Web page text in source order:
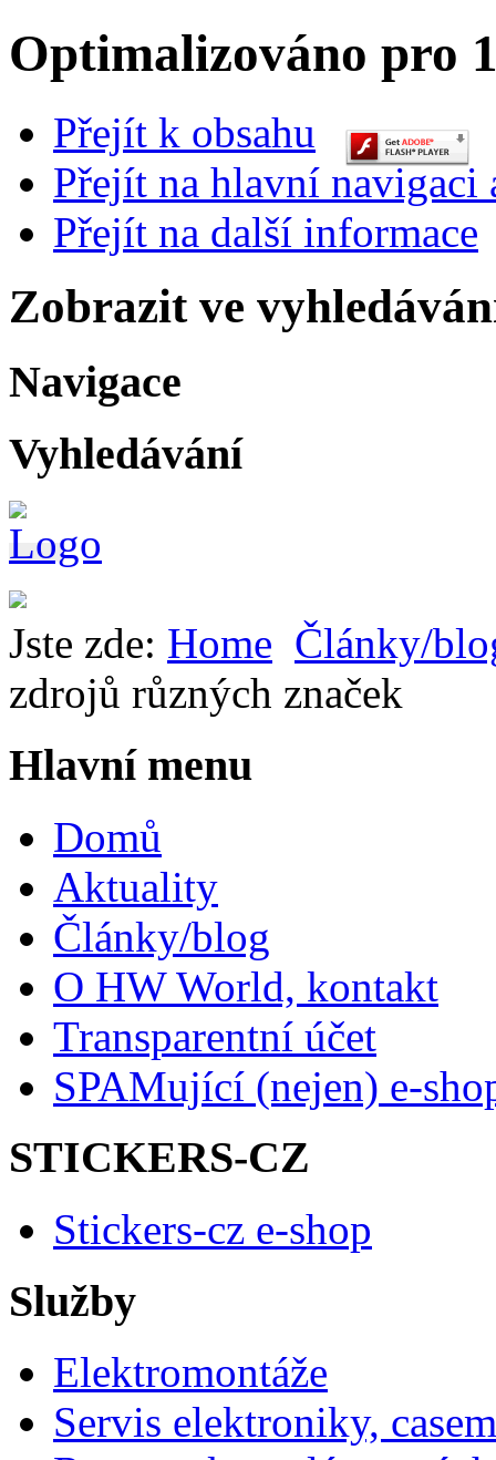
Optimalizováno pro
Přejít k obsahu
Přejít na hlavní navigaci
Přejít na další informace
Zobrazit ve
Navigace
Vyhledávání
Jste zde: Home Články/
zdrojů různých značek
Hlavní menu
Domů
Aktuality
Články/blog
O HW World, kontakt
Transparentní účet
SPAMující (nejen) e-
STICKERS-CZ
Stickers-cz e-shop
Služby
Elektromontáže
Servis elektroniky,